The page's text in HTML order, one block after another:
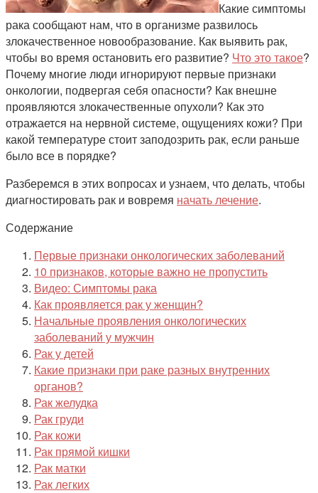
Какие симптомы
рака сообщают нам, что в организме развилось
злокачественное новообразование. Как выявить рак,
чтобы во время остановить его развитие? Что это такое?
Почему многие люди игнорируют первые признаки
онкологии, подвергая себя опасности? Как внешне
проявляются злокачественные опухоли? Как это
отражается на нервной системе, ощущениях кожи? При
какой температуре стоит заподозрить рак, если раньше
было все в порядке?
Разберемся в этих вопросах и узнаем, что делать, чтобы
диагностировать рак и вовремя начать лечение.
Содержание
Первые признаки онкологических заболеваний
10 признаков, которые важно не пропустить
Видео: Симптомы рака
Как проявляется рак у женщин?
Начальные проявления онкологических
заболеваний у мужчин
Рак у детей
Какие признаки при раке разных внутренних
органов?
Рак желудка
Рак груди
Рак кожи
Рак прямой кишки
Рак матки
Рак легких